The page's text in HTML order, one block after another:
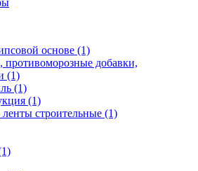
основе (1)
противоморозные добавки,
(1)
(1)
(1)
строительные (1)